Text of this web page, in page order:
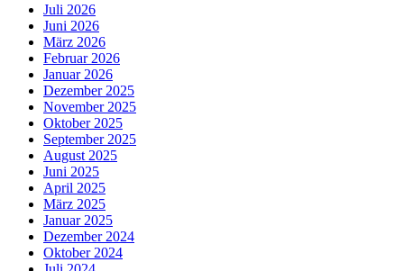
Juli 2026
Juni 2026
März 2026
Februar 2026
Januar 2026
Dezember 2025
November 2025
Oktober 2025
September 2025
August 2025
Juni 2025
April 2025
März 2025
Januar 2025
Dezember 2024
Oktober 2024